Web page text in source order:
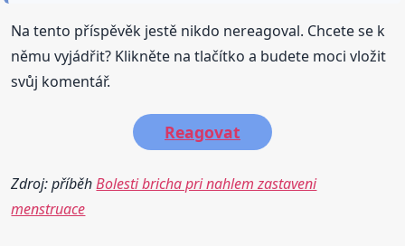
Na tento příspěvěk jestě nikdo nereagoval. Chcete se k
němu vyjádřit? Klikněte na tlačítko a budete moci vložit
svůj komentář.
Reagovat
Zdroj: příběhBolesti bricha pri nahlem zastaveni
menstruace